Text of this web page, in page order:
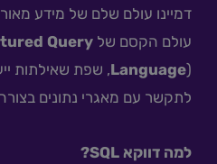
דמיינו עולם שלם של מידע
עולם הקסם של SQL ( Query
Language), שפת שאילתות
לתקשר עם מאגרי נתונים
למה דווקא SQL?